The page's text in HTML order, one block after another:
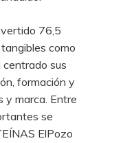
76,5
como
centrado sus
formación y
y marca. Entre
se
ElPozo